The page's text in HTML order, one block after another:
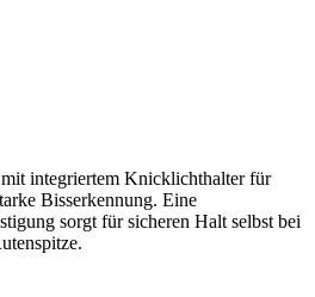
integriertem Knicklichthalter für
Bisserkennung. Eine
sorgt für sicheren Halt selbst bei